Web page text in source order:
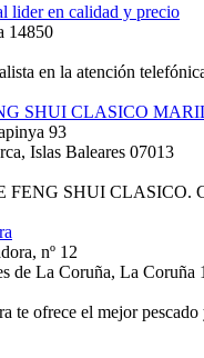
lider en calidad y precio
14850
en la atención
SHUI CLASICO
93
Islas Baleares 07013
FENG SHUI CLASICO.
nº 12
de La Coruña, La Coruña
te ofrece el mejor